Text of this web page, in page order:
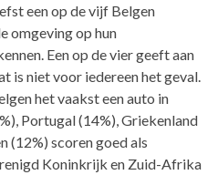
een op de vijf Belgen
omgeving op hun
Een op de vier geeft aan
is niet voor iedereen het geval.
het vaakst een auto in
Portugal (14%), Griekenland
(12%) scoren goed als
Koninkrijk en Zuid-Afrika